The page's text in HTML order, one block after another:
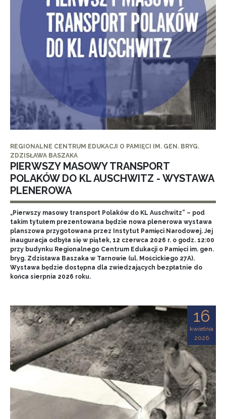
REGIONALNE CENTRUM EDUKACJI O PAMIĘCI IM. GEN. BRYG.
ZDZISŁAWA BASZAKA
PIERWSZY MASOWY TRANSPORT
POLAKÓW DO KL AUSCHWITZ - WYSTAWA
PLENEROWA
„Pierwszy masowy transport Polaków do KL Auschwitz” – pod
takim tytułem prezentowana będzie nowa plenerowa wystawa
planszowa przygotowana przez Instytut Pamięci Narodowej. Jej
inauguracja odbyła się w piątek, 12 czerwca 2026 r. o godz. 12:00
przy budynku Regionalnego Centrum Edukacji o Pamięci im. gen.
bryg. Zdzisława Baszaka w Tarnowie (ul. Mościckiego 27A).
Wystawa będzie dostępna dla zwiedzających bezpłatnie do
końca sierpnia 2026 roku.
16
kwietnia
2026